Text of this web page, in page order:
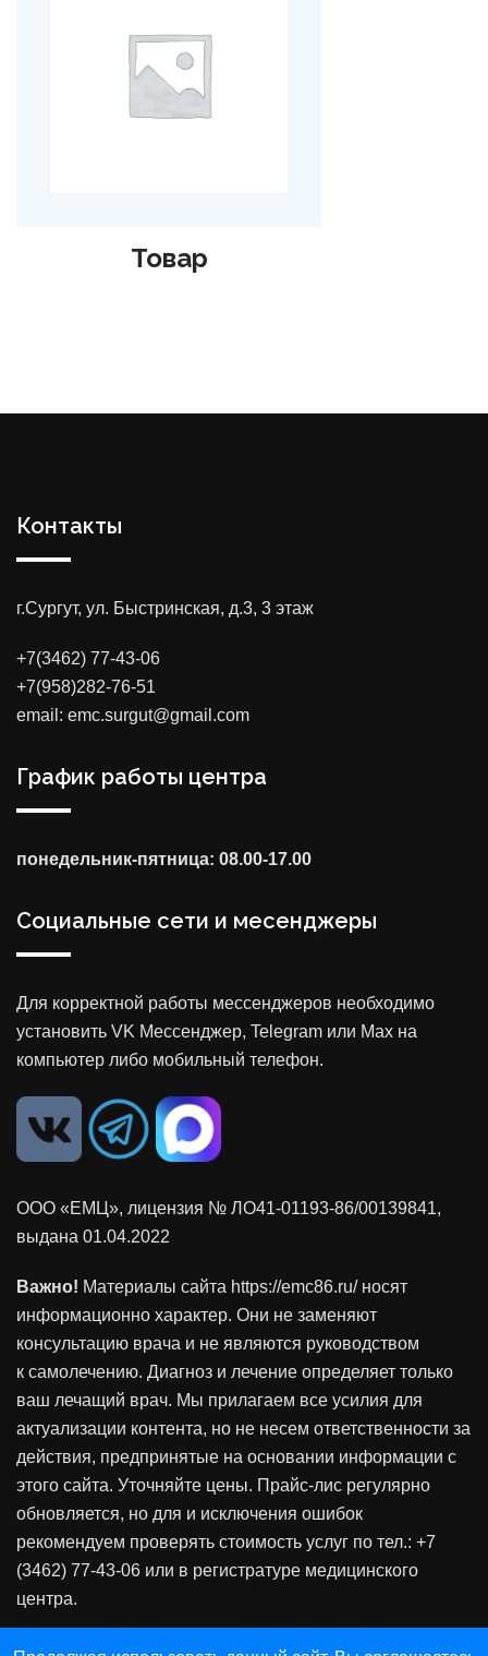
Товар
Контакты
г.Сургут, ул. Быстринская, д.3, 3 этаж
+7(3462) 77-43-06
+7(958)282-76-51
email: emc.surgut@gmail.com
График работы центра
понедельник-пятница: 08.00-17.00
Социальные сети и месенджеры
Для корректной работы мессенджеров необходимо
установить VK Мессенджер, Telegram или Max на
компьютер либо мобильный телефон.
ООО «ЕМЦ», лицензия № ЛО41-01193-86/00139841,
выдана 01.04.2022
Важно! Материалы сайта https://emc86.ru/ носят
информационно характер. Они не заменяют
консультацию врача и не являются руководством
к самолечению. Диагноз и лечение определяет только
ваш лечащий врач. Мы прилагаем все усилия для
актуализации контента, но не несем ответственности за
действия, предпринятые на основании информации с
этого сайта. Уточняйте цены. Прайс-лис регулярно
обновляется, но для и исключения ошибок
рекомендуем проверять стоимость услуг по тел.: +7
(3462) 77-43-06 или в регистратуре медицинского
центра.